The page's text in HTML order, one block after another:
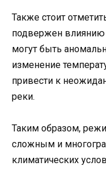
Также стоит
подвержен
могут быть
изменение
привести к
реки.
Таким образом,
сложным и
климатических